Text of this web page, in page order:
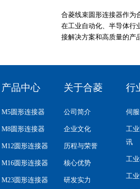
合菱线束圆形连接器作为
在工业自动化、半导体行
接解决方案和高质量的产
产品中心
M5圆形连接器
M8圆形连接器
M12圆形连接器
M16圆形连接器
M23圆形连接器
关于合菱
公司简介
企业文化
历程与荣誉
核心优势
研发实力
行
伺
工
讯
工
工